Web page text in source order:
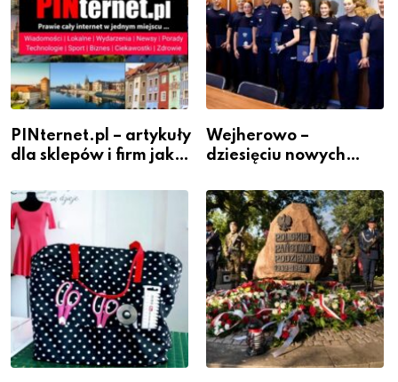
PINternet.pl – artykuły
dla sklepów i firm jako
widoczność
Wejherowo –
dziesięciu nowych
szeregach Komendy
Powiatowej